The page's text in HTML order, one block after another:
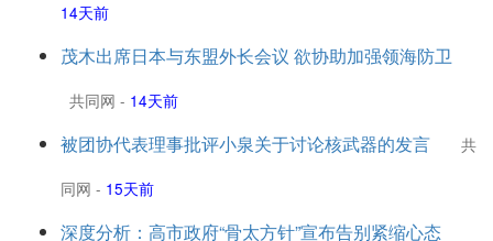
14天前
茂木出席日本与东盟外长会议 欲协助加强领海防卫
共同网 - 14天前
被团协代表理事批评小泉关于讨论核武器的发言
共
同网 - 15天前
深度分析：高市政府“骨太方针”宣布告别紧缩心态